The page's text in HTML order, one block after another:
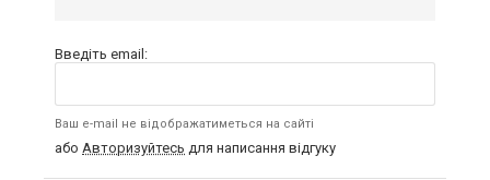
Введіть email:
Ваш e-mail не відображатиметься на сайті
або Авторизуйтесь для написання відгуку